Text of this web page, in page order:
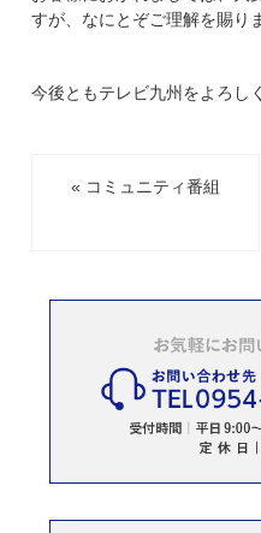
すが、なにとぞご理解を賜り
今後ともテレビ九州をよろし
« コミュニティ番組